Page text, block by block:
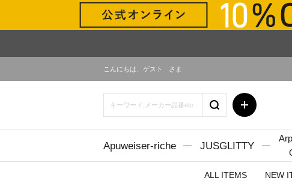
こんにちは、 ゲスト さま
Apuweiser-riche JUSGLITTY
ALL ITEMS NEW